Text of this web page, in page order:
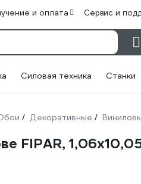
и оплата Сервис и
Силовая техника Станки
/ Декоративные /
FIPAR,